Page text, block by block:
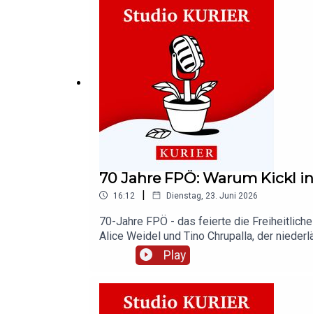
gibt es auch unter kurier.at/podcasts.
70 Jahre FPÖ: Warum Kickl
16:12 | Dienstag, 23. Juni 2026
70-Jahre FPÖ - das feierte die
Alice Weidel und Tino Chrupalla, der
FIDESZ-Vorsitzende Viktor Orbán. Die
Umfragewerte der Parteien aussehen und
könnt ihr unsere Arbeit unterstützen.Alles
Podcast auf Apple Podcasts oder Spotify
Play